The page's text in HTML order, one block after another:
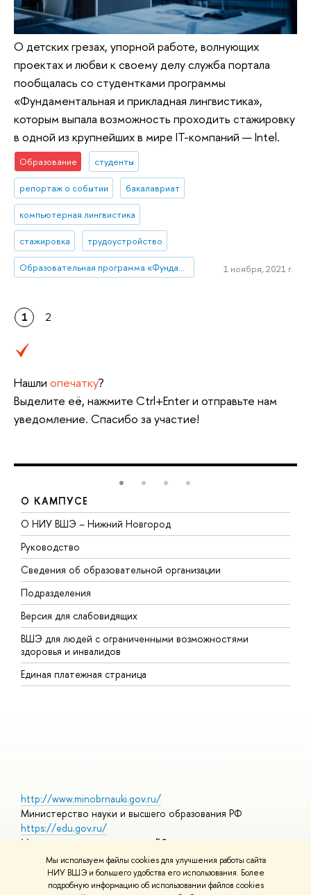
Мы используем файлы cookies для улучшения работы сайта
НИУ ВШЭ и большего удобства его использования. Более
подробную информацию об использовании файлов cookies
О детских грезах, упорной работе, волнующих
проектах и любви к своему делу служба портала
пообщалась со студентками программы
«Фундаментальная и прикладная лингвистика»,
которым выпала возможность проходить стажировку
в одной из крупнейших в мире IT-компаний — Intel.
Образование студенты
репортаж о событии бакалавриат
компьютерная лингвистика
стажировка трудоустройство
Образовательная программа «Фундаментальная и прикладная лингвистика» 1 ноября, 2021 г.
1 2
Нашли опечатку?
Выделите её, нажмите Ctrl+Enter и отправьте нам
уведомление. Спасибо за участие!
О КАМПУСЕ
О НИУ ВШЭ – Нижний Новгород
Руководство
Сведения об образовательной организации
Подразделения
Версия для слабовидящих
ВШЭ для людей с ограниченными возможностями
здоровья и инвалидов
Единая платежная страница
http://www.minobrnauki.gov.ru/
Министерство науки и высшего образования РФ
https://edu.gov.ru/
Министерство просвещения РФ
https://elearning.hse.ru/mooc
Массовые открытые онлайн-курсы